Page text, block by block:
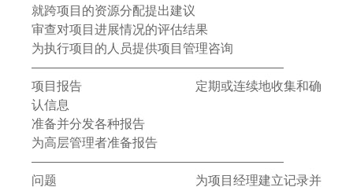
就跨项目的资源分配提出建议
审查对项目进展情况的评估结果
为执行项目的人员提供项目管理咨询
————————————————————
项目报告 定期或连续地收集和确
认信息
准备并分发各种报告
为高层管理者准备报告
————————————————————
问题 为项目经理建立记录并